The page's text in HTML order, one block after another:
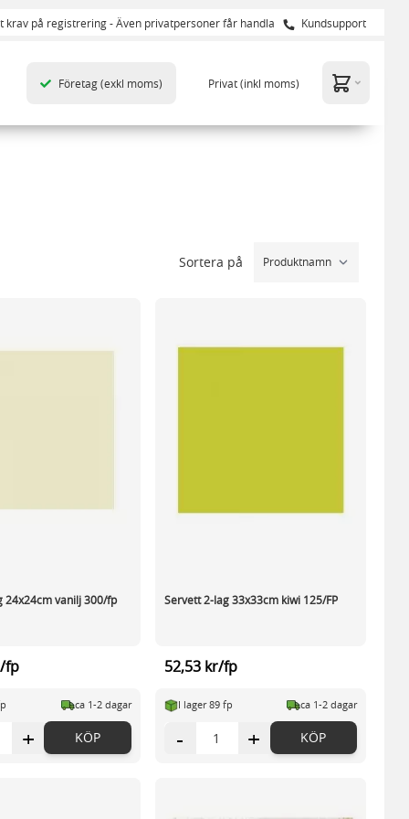
krav på registrering - Även privatpersoner får handla Kundsupport
Företag(exkl moms) Privat(inkl moms)
Sortera på
24x24cm vanilj 300/fp
fp
ca 1-2 dagar
+ KÖP
Servett 2-lag 33x33cm kiwi 125/FP
52,53 kr/fp
I lager 89 fp ca 1-2 dagar
- + KÖP